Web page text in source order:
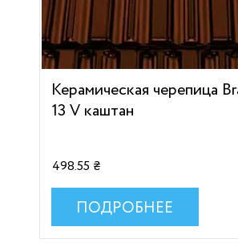
Керамическая черепица
13 V каштан
498.55 ₴
ПОДРОБНЕЕ